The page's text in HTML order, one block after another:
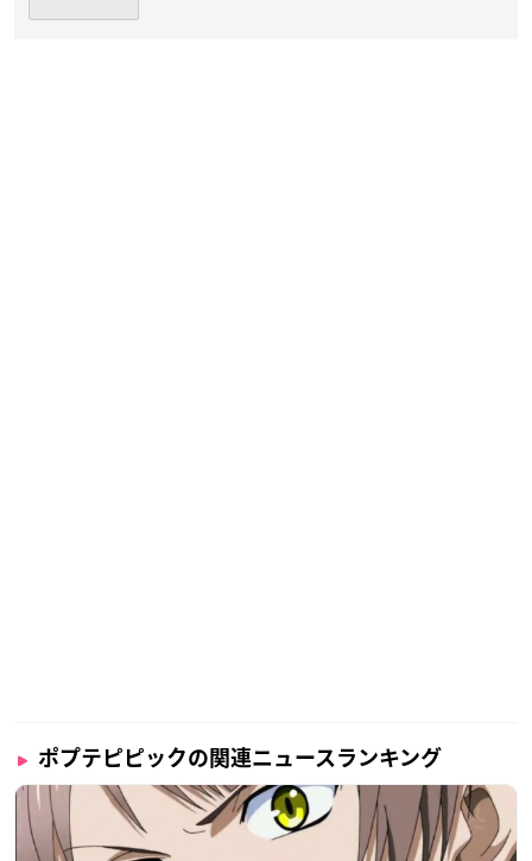
ポプテピピックの関連ニュースランキング